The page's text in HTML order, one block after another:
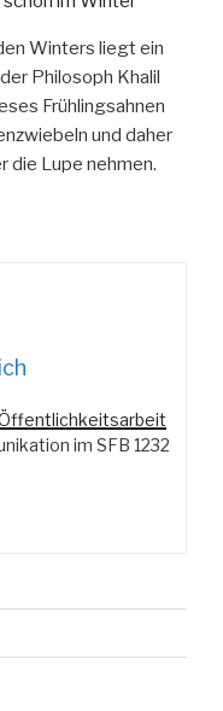
Winters liegt ein
Philosoph Khalil
Frühlingsahnen
und daher
die Lupe nehmen.
im SFB 1232